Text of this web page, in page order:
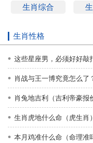
生肖综合
生肖性格
这些星座男，必须好好敲
肖战与王一博究竟怎么了
肖兔地吉利（吉利帝豪报
生肖虎地什么命（虎生肖）
本月鸡准什么命（命理准